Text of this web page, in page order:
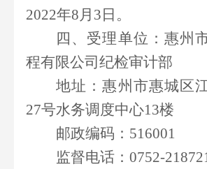
2022年8月 3 日。
四、受理单位：惠州
程有限公司纪检审计部
地址：惠州市惠城区
27号水务调度中心13楼
邮政编码： 516001
监督电话：0752-